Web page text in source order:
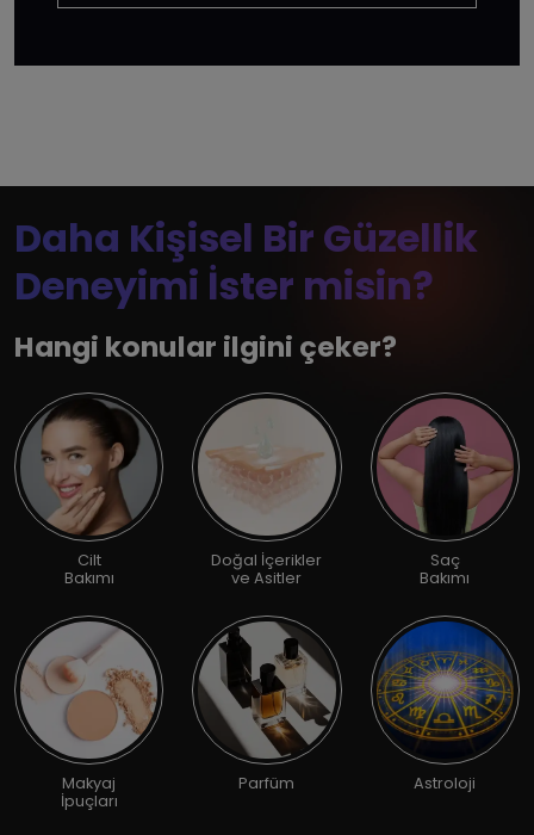
Daha Kişisel Bir Güzellik
Deneyimi İster misin?
Hangi konular ilgini çeker?
Cilt
Bakımı
Doğal İçerikler
ve Asitler
Saç
Bakımı
Makyaj
İpuçları
Parfüm Astroloji